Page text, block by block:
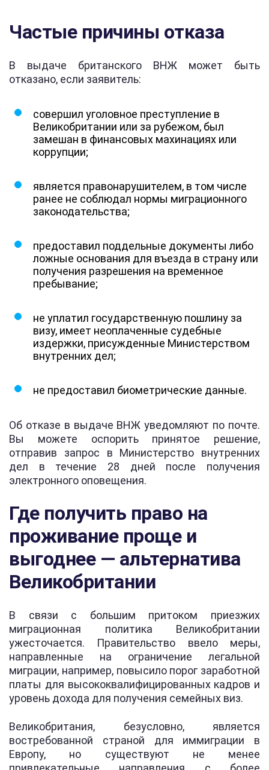
Частые причины отказа
В выдаче британского ВНЖ может быть
отказано, если заявитель:
совершил уголовное преступление в
Великобритании или за рубежом, был
замешан в финансовых махинациях или
коррупции;
является правонарушителем, в том числе
ранее не соблюдал нормы миграционного
законодательства;
предоставил поддельные документы либо
ложные основания для въезда в страну или
получения разрешения на временное
пребывание;
не уплатил государственную пошлину за
визу, имеет неоплаченные судебные
издержки, присужденные Министерством
внутренних дел;
не предоставил биометрические данные.
Об отказе в выдаче ВНЖ уведомляют по почте.
Вы можете оспорить принятое решение,
отправив запрос в Министерство внутренних
дел в течение 28 дней после получения
электронного оповещения.
Где получить право на
проживание проще и
выгоднее — альтернатива
Великобритании
В связи с большим притоком приезжих
миграционная политика Великобритании
ужесточается. Правительство ввело меры,
направленные на ограничение легальной
миграции, например, повысило порог заработной
платы для высококвалифицированных кадров и
уровень дохода для получения семейных виз.
Великобритания, безусловно, является
востребованной страной для иммиграции в
Европу, но существуют не менее